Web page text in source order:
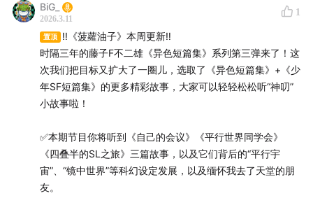
果麦《藤子·F·不二雄 奇想故事集》
涵盖「SF·异色短篇」+「少年SF短篇」，一套（10册
100+个脑洞炸裂的短篇）解锁藤子大师的脑洞宇宙。
【关于”菠萝油子“】
菠萝油子（波螺油子），是青岛的一条已经消失不见的老
BiG_
2026.3.11
1
置顶
‼️《菠蘿油子》本周更新‼️
时隔三年的藤子F不二雄《异色短篇集》系列第三弹来了！这
次我们把目标又扩大了一圈儿，选取了《异色短篇集》+《少
年SF短篇集》的更多精彩故事，大家可以轻轻松松听“神叨”
小故事啦！
✅本期节目你将听到《自己的会议》《平行世界同学会》
《四叠半的SL之旅》三篇故事，以及它们背后的“平行宇
宙”、“镜中世界”等科幻设定发展，以及缅怀我去了天堂的朋
友。